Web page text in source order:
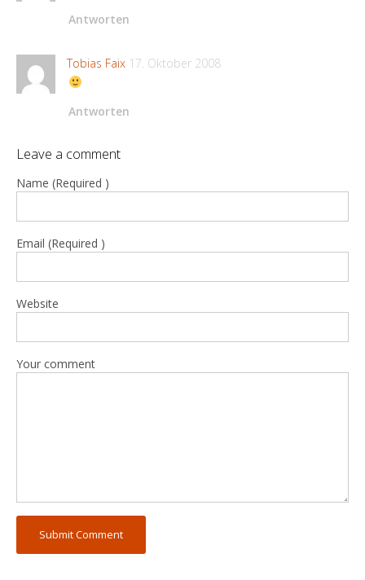
Antworten
Tobias Faix 17. Oktober 2008
Antworten
Leave a comment
Name (Required )
Email (Required )
Website
Your comment